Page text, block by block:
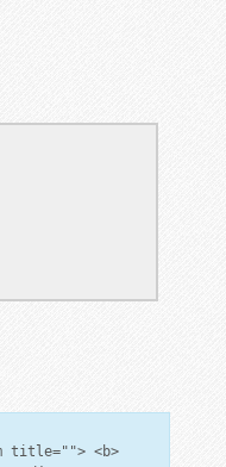
title=""> <b>